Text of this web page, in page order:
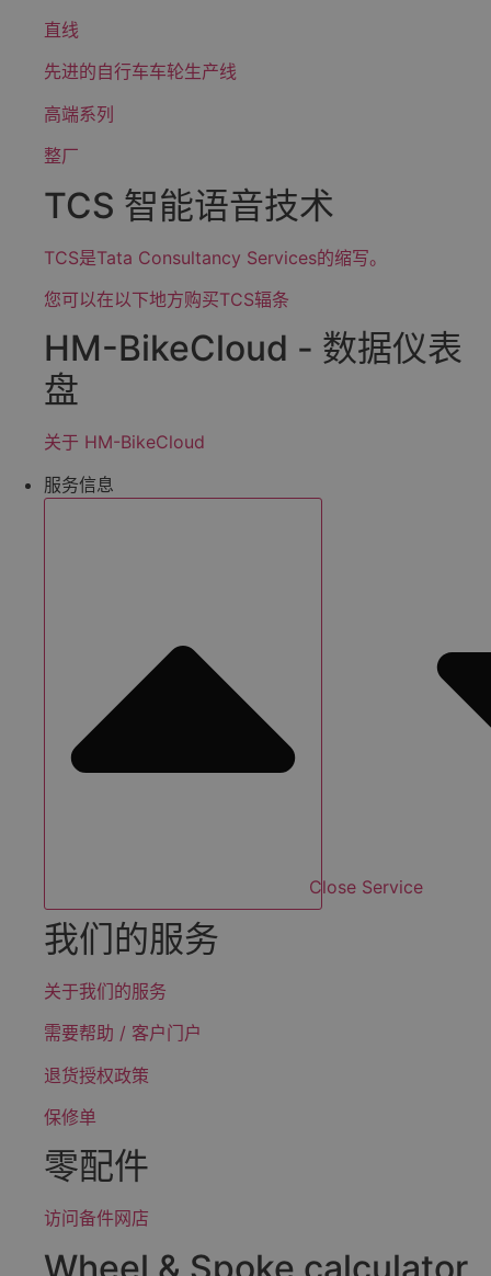
直线
先进的自行车车轮生产线
高端系列
整厂
TCS 智能语音技术
TCS是Tata Consultancy Services的缩写。
您可以在以下地方购买TCS辐条
HM-BikeCloud - 数据仪表
盘
关于 HM-BikeCloud
服务信息
Close Service
我们的服务
关于我们的服务
需要帮助 / 客户门户
退货授权政策
保修单
零配件
访问备件网店
Wheel & Spoke calculator